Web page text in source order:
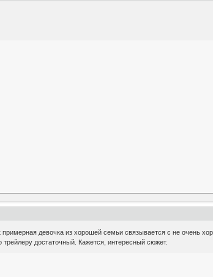
примерная девочка из хорошей семьи связывается с не очень
достаточный. Кажется, интересный сюжет.